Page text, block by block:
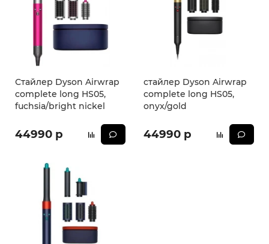
Стайлер Dyson Airwrap
complete long HS05,
fuchsia/bright nickel
44990 р
стайлер Dyson Airwrap
complete long HS05,
onyx/gold
44990 р